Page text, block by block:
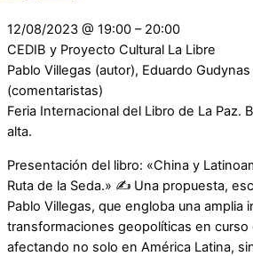
12/08/2023 @ 19:00 – 20:00
CEDIB y Proyecto Cultural La Libre
Pablo Villegas (autor), Eduardo
(comentaristas)
Feria Internacional del Libro de La Paz.
alta.
Presentación del libro: «China y
Ruta de la Seda.» ✍️ Una propuesta,
Pablo Villegas, que engloba una amplia
transformaciones geopolíticas en curso
afectando no solo en América Latina,